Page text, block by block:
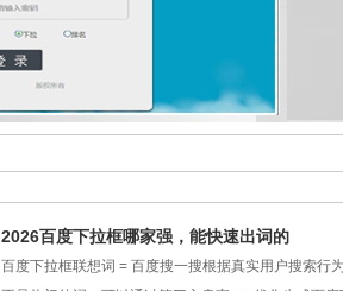
2026百度下拉框哪家强，能快速出词的
百度下拉框联想词 = 百度搜一搜根据真实用户搜索行